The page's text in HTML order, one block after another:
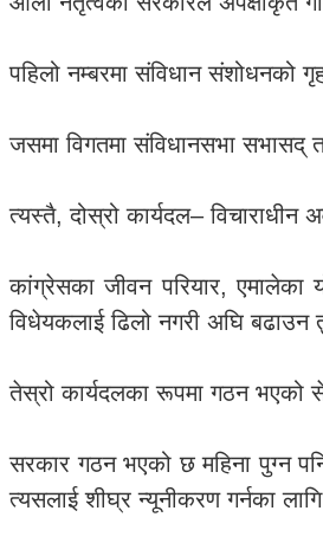
पहिलो नम्बरमा संविधान संशोधनको
जसमा विगतमा संविधानसभा
त्यस्तै, दोस्रो कार्यदल–
कांग्रेसका जीवन परियार,
विधेयकलाई ढिलो नगरी अघि बढाउन
तेस्रो कार्यदलका रूपमा गठन भएको
सरकार गठन भएको छ महिना पुग्न
त्यसलाई शीघ्र न्यूनीकरण गर्नका